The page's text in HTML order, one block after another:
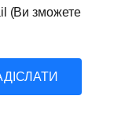
(Ви зможете